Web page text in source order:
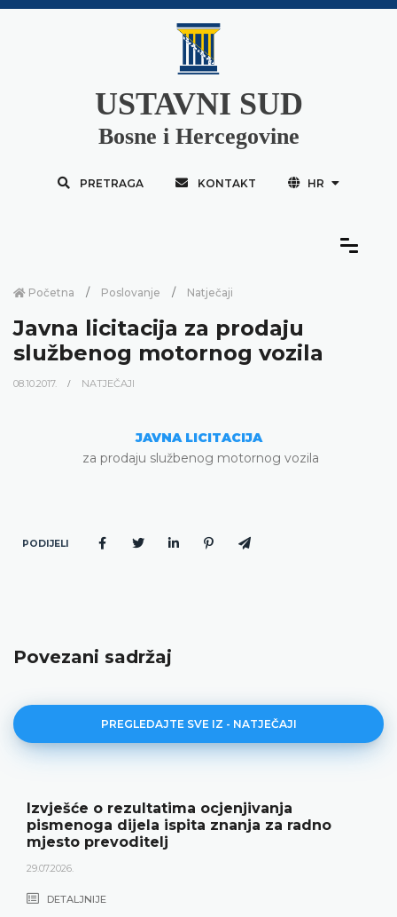
USTAVNI SUD
Bosne i Hercegovine
PRETRAGA KONTAKT HR
Početna Poslovanje Natječaji
Javna licitacija za prodaju
službenog motornog vozila
08.10.2017. NATJEČAJI
JAVNA LICITACIJA
za prodaju službenog motornog vozila
PODIJELI
Povezani sadržaj
PREGLEDAJTE SVE IZ - NATJEČAJI
Izvješće o rezultatima ocjenjivanja
pismenoga dijela ispita znanja za radno
mjesto prevoditelj
29.07.2026.
DETALJNIJE